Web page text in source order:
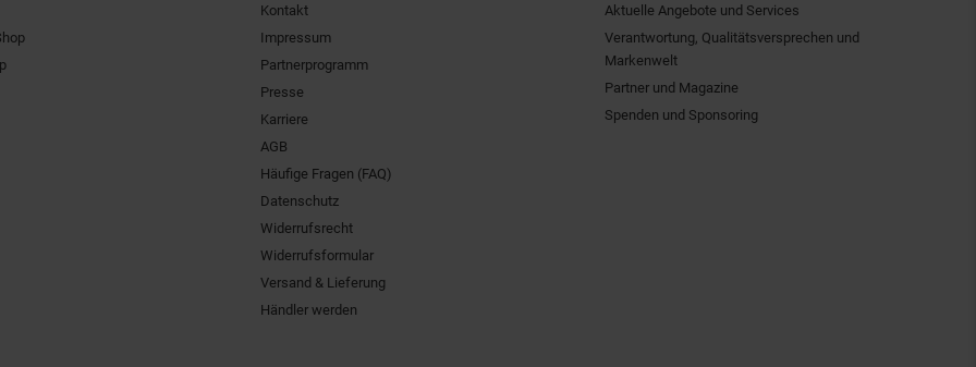
Kontakt
Impressum
Partnerprogramm
Presse
Karriere
AGB
Häufige Fragen (FAQ)
Datenschutz
Widerrufsrecht
Widerrufsformular
Versand & Lieferung
Händler werden
Aktuelle Angebote und Services
Verantwortung, Qualitätsversprechen und
Markenwelt
Partner und Magazine
Spenden und Sponsoring